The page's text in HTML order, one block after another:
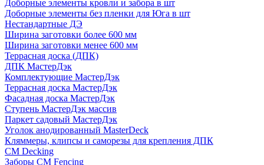
Доборные элементы кровли и забора в шт
Доборные элементы без пленки для Юга в шт
Нестандартные ДЭ
Ширина заготовки более 600 мм
Ширина заготовки менее 600 мм
Террасная доска (ДПК)
ДПК МастерДэк
Комплектующие МастерДэк
Террасная доска МастерДэк
Фасадная доска МастерДэк
Ступень МастерДэк массив
Паркет садовый МастерДэк
Уголок анодированный MasterDeck
Кляммеры, клипсы и саморезы для крепления ДПК
CM Decking
Заборы CM Fencing